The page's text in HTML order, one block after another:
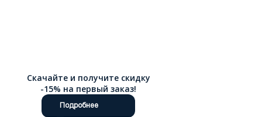
Скачайте и получите скидку
-15% на первый заказ!
Подробнее